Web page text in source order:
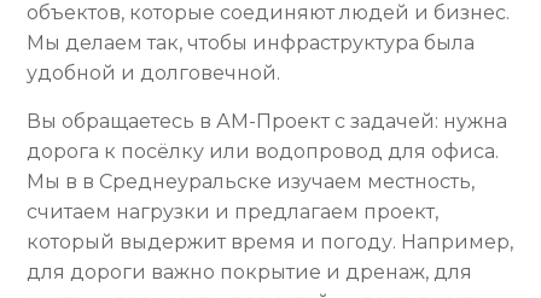
объектов, которые соединяют людей и бизнес.
Мы делаем так, чтобы инфраструктура была
удобной и долговечной.
Вы обращаетесь в АМ-Проект с задачей: нужна
дорога к посёлку или водопровод для офиса.
Мы в в Среднеуральске изучаем местность,
считаем нагрузки и предлагаем проект,
который выдержит время и погоду. Например,
для дороги важно покрытие и дренаж, для